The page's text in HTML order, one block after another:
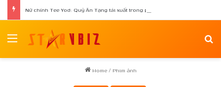
Menu
Home / Phim ảnh